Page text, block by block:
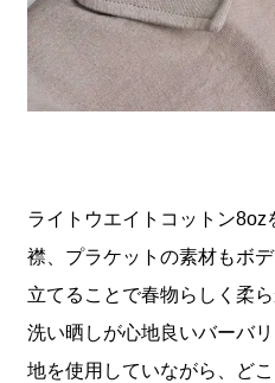
ライトウエイトコットン8oz
襟、プラケットの素材もボ
立てることで春物らしく柔
洗い晒しが心地良いバーバ
地を使用していながら、ど